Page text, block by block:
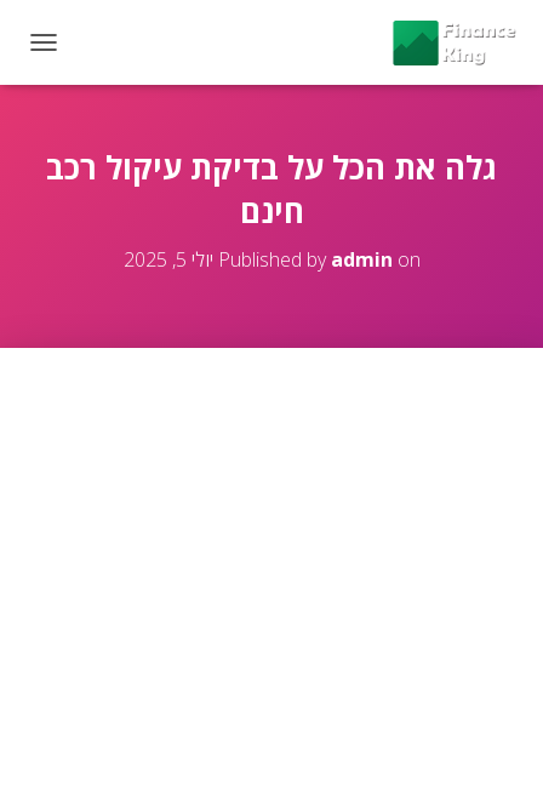
O
גלה את הכל על בדיקת עיקול רכב
חינם
Published byadmin on יולי 5, 2025